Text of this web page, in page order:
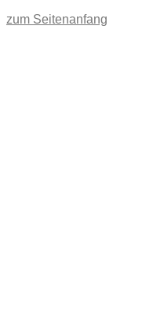
zum Seitenanfang